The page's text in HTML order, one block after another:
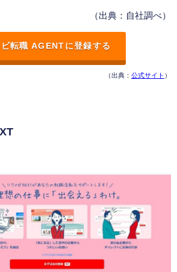
（出典：自社調べ）
転職 AGENTに登録する
（出典： 公式サイト ）